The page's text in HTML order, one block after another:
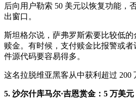
后向用户勒索 50 美元以恢复功能，
出窗口。
斯坦格尔说，萨弗罗斯索要比较低
赎金。有时候，支付赎金比报警或
件源代码要容易得多。
这名拉脱维亚黑客从中获利超过 200
5. 沙尔什库马尔·吉恩赏金：5 万美元